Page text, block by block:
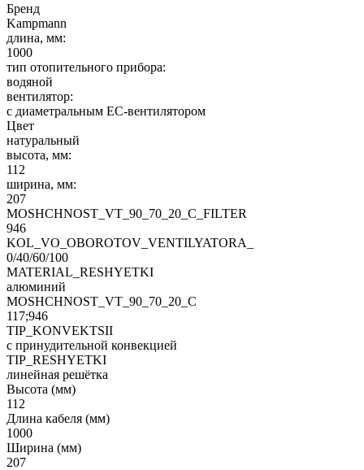
Бренд
Kampmann
длина, мм:
1000
тип отопительного прибора:
водяной
вентилятор:
с диаметральным EC-вентилятором
Цвет
натуральный
высота, мм:
112
ширина, мм:
207
MOSHCHNOST_VT_90_70_20_C_FILTER
946
KOL_VO_OBOROTOV_VENTILYATORA_
0/40/60/100
MATERIAL_RESHYETKI
алюминий
MOSHCHNOST_VT_90_70_20_C
117;946
TIP_KONVEKTSII
с принудительной конвекцией
TIP_RESHYETKI
линейная решётка
Высота (мм)
112
Длина кабеля (мм)
1000
Ширина (мм)
207